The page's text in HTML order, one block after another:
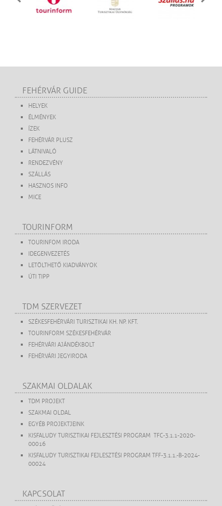
FEHÉRVÁR GUIDE
HELYEK
ÉLMÉNYEK
ÍZEK
FEHÉRVÁR PLUSZ
LÁTNIVALÓ
RENDEZVÉNY
SZÁLLÁS
HASZNOS INFO
MICE
TOURINFORM
TOURINFOM IRODA
IDEGENVEZETÉS
LETÖLTHETŐ KIADVÁNYOK
ÚTI TIPP
TDM SZERVEZET
SZÉKESFEHÉRVÁRI TURISZTIKAI KH. NP. KFT.
TOURINFORM SZÉKESFEHÉRVÁR
FEHÉRVÁRI AJÁNDÉKBOLT
FEHÉRVÁRI JEGYIRODA
SZAKMAI OLDALAK
TDM PROJEKT
SZAKMAI OLDAL
EGYÉB PROJEKTJEINK
KISFALUDY TURISZTIKAI FEJLESZTÉSI PROGRAM TFC-3.1.1-2020-
00016
KISFALUDY TURISZTIKAI FEJLESZTÉSI PROGRAM TFF-3.1.1.-B-2024-
00024
KAPCSOLAT